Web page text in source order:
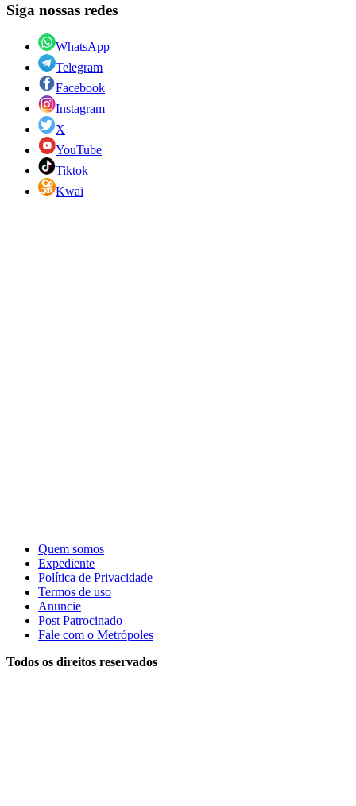
Siga nossas redes
WhatsApp
Telegram
Facebook
Instagram
X
YouTube
Tiktok
Kwai
Quem somos
Expediente
Política de Privacidade
Termos de uso
Anuncie
Post Patrocinado
Fale com o Metrópoles
Todos os direitos reservados